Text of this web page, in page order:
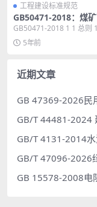
工程建设标准规范
GB50471-2018：煤
采工程设计标准
GB50471-2018 1 1 总则
和符号 12 2.1 术语...
5年前
近期文章
GB 47369-2026民
GB/T 44481-2024
GB/T 4131-2014
GB/T 47096-2026
GB 15578-2008电